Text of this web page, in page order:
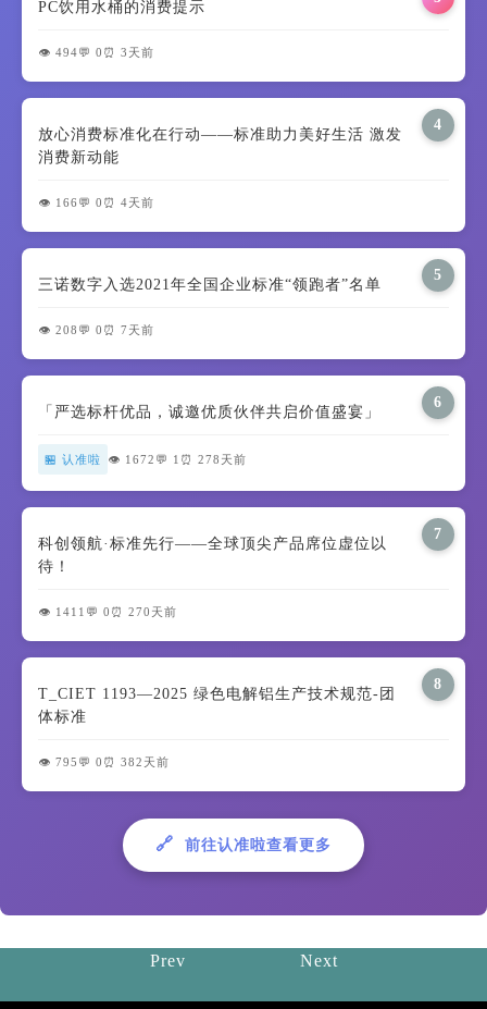
PC饮用水桶的消费提示
👁️ 494💬 0 ⏰ 3天前
4
放心消费标准化在行动——标准助力美好生活 激发
消费新动能
👁️ 166 💬 0 ⏰ 4天前
5
三诺数字入选2021年全国企业标准“领跑者”名单
👁️ 208 💬 0 ⏰ 7天前
6
「严选标杆优品，诚邀优质伙伴共启价值盛宴」
🏪 认准啦 👁️ 1672 💬 1 ⏰ 278天前
7
科创领航·标准先行——全球顶尖产品席位虚位以
待！
👁️ 1411 💬 0 ⏰ 270天前
8
T_CIET 1193—2025 绿色电解铝生产技术规范-团
体标准
👁️ 795 💬 0 ⏰ 382天前
🔗 前往认准啦查看更多
Prev Next